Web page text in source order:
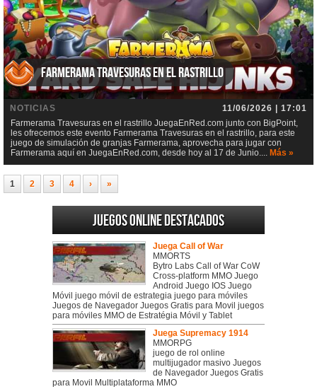
Farmerama Travesuras en el rastrillo
NOTICIAS
11/06/2026 | 17:01
Farmerama Travesuras en el rastrillo JuegaEnRed.com junto con BigPoint,
les ofrecemos este evento Farmerama Travesuras en el rastrillo, para este
juego de simulación de granjas Farmerama, aprovecha para jugar con
Farmerama aquí en JuegaEnRed.com, desde hoy al 17 de Junio.... Más »
1 2 3 4 › »
Juegos online destacados
Juega Call of War
MMORTS
Bytro Labs Call of War CoW
Cross-platform MMO Juego
Android Juego IOS Juego
Móvil juego móvil de estrategia juego para móviles
Juegos de Navegador Juegos Gratis para Movil juegos
para móviles MMO de Estratégia Móvil y Tablet
Juega Supremacy 1914
MMORPG
juego de rol online
multijugador masivo Juegos
de Navegador Juegos Gratis
para Movil Multiplataforma MMO